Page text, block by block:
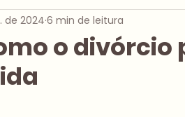
Sucessões
o divórcio
de 20246 min de leitura